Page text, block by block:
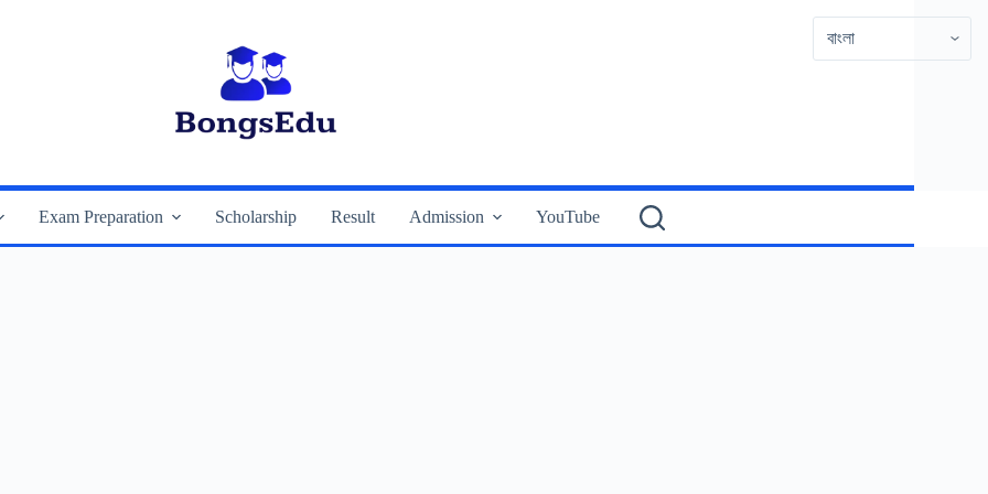
Exam Preparation Scholarship Result Admission YouTube